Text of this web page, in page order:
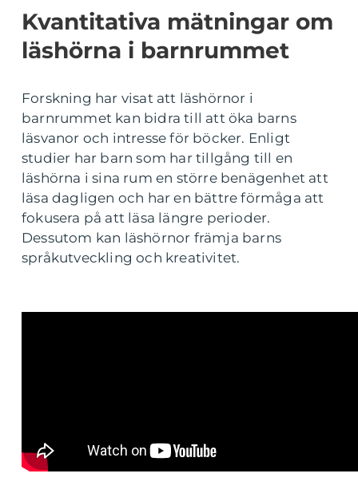
Kvantitativa mätningar om
läshörna i barnrummet
Forskning har visat att läshörnor i
barnrummet kan bidra till att öka barns
läsvanor och intresse för böcker. Enligt
studier har barn som har tillgång till en
läshörna i sina rum en större benägenhet att
läsa dagligen och har en bättre förmåga att
fokusera på att läsa längre perioder.
Dessutom kan läshörnor främja barns
språkutveckling och kreativitet.